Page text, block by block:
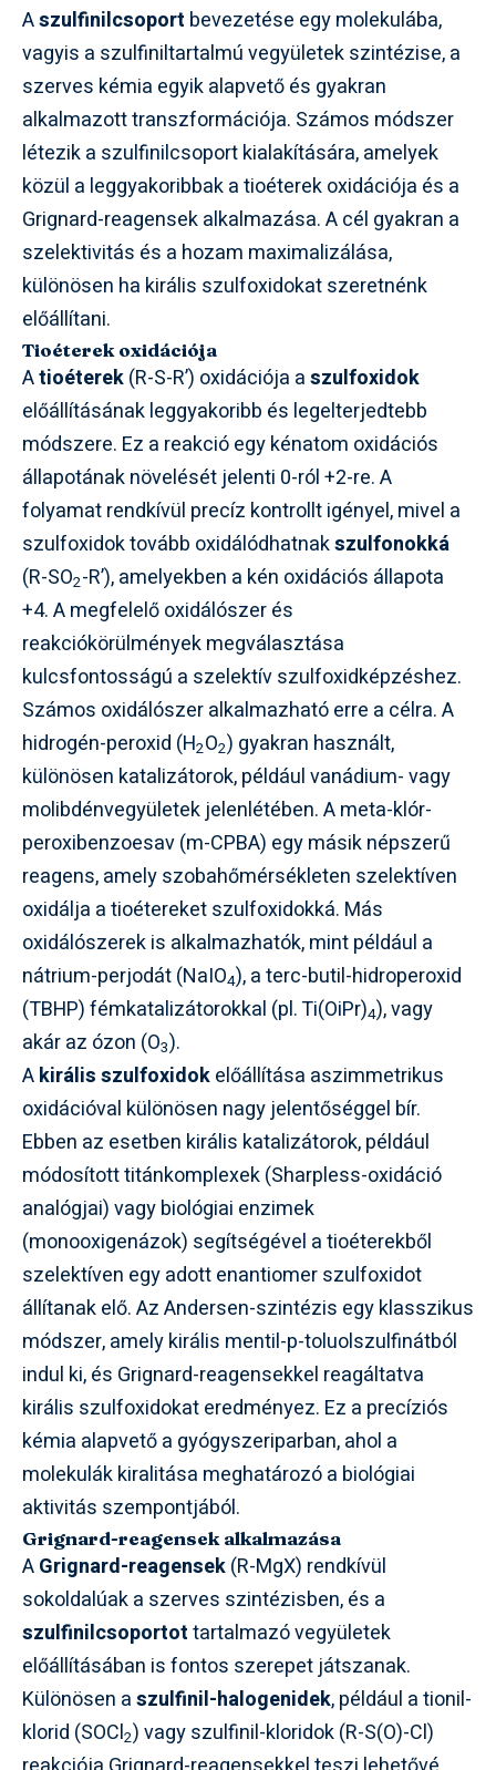
Aszulfinilcsoport bevezetése egy molekulába,
vagyis a szulfiniltartalmú vegyületek szintézise, a
szerves kémia egyik alapvető és gyakran
alkalmazott transzformációja. Számos módszer
létezik a szulfinilcsoport kialakítására, amelyek
közül a leggyakoribbak a tioéterek oxidációja és a
Grignard-reagensek alkalmazása. A cél gyakran a
szelektivitás és a hozam maximalizálása,
különösen ha királis szulfoxidokat szeretnénk
előállítani.
Tioéterek oxidációja
Atioéterek(R-S-R’) oxidációja aszulfoxidok
előállításának leggyakoribb és legelterjedtebb
módszere. Ez a reakció egy kénatom oxidációs
állapotának növelését jelenti 0-ról +2-re. A
folyamat rendkívül precíz kontrollt igényel, mivel a
szulfoxidok tovább oxidálódhatnakszulfonokká
(R-SO2-R’), amelyekben a kén oxidációs állapota
+4. A megfelelő oxidálószer és
reakciókörülmények megválasztása
kulcsfontosságú a szelektív szulfoxidképzéshez.
Számos oxidálószer alkalmazható erre a célra. A
hidrogén-peroxid (H2O2) gyakran használt,
különösen katalizátorok, például vanádium- vagy
molibdénvegyületek jelenlétében. A meta-klór-
peroxibenzoesav (m-CPBA) egy másik népszerű
reagens, amely szobahőmérsékleten szelektíven
oxidálja a tioétereket szulfoxidokká. Más
oxidálószerek is alkalmazhatók, mint például a
nátrium-perjodát (NaIO4), a terc-butil-hidroperoxid
(TBHP) fémkatalizátorokkal (pl. Ti(OiPr)4), vagy
akár az ózon (O3).
Akirális szulfoxidokelőállítása aszimmetrikus
oxidációval különösen nagy jelentőséggel bír.
Ebben az esetben királis katalizátorok, például
módosított titánkomplexek (Sharpless-oxidáció
analógjai) vagy biológiai enzimek
(monooxigenázok) segítségével a tioéterekből
szelektíven egy adott enantiomer szulfoxidot
állítanak elő. Az Andersen-szintézis egy klasszikus
módszer, amely királis mentil-p-toluolszulfinátból
indul ki, és Grignard-reagensekkel reagáltatva
királis szulfoxidokat eredményez. Ez a precíziós
kémia alapvető a gyógyszeriparban, ahol a
molekulák kiralitása meghatározó a biológiai
aktivitás szempontjából.
Grignard-reagensek alkalmazása
AGrignard-reagensek(R-MgX) rendkívül
sokoldalúak a szerves szintézisben, és a
szulfinilcsoportottartalmazó vegyületek
előállításában is fontos szerepet játszanak.
Különösen aszulfinil-halogenidek, például a tionil-
klorid (SOCl2) vagy szulfinil-kloridok (R-S(O)-Cl)